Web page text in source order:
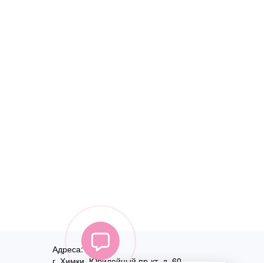
Адреса:
г. Химки, Юбилейный пр-кт, д. 60